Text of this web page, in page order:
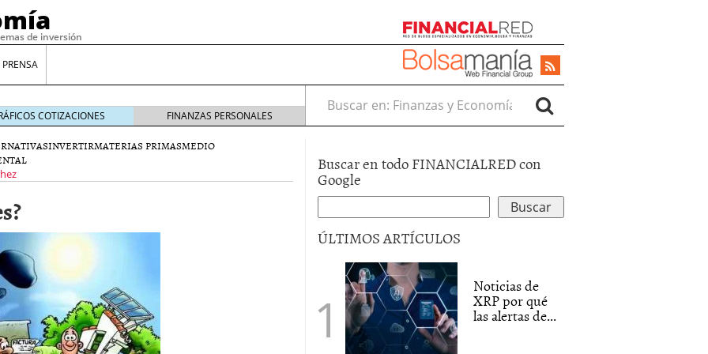
de inversión
¿Por qué el Préstamo Promotor privado
12 de diciembre de 2025
aprovechar esta opción para gestionar tus
de 2025
es una decisión financiera: cómo anticiparte
COTIZACIONES FINANZAS PERSONALES
Buscar en:
INVERTIRMATERIAS PRIMASMEDIO
Buscar en todo FINANCIALRED con
Google
ÚLTIMOS ARTÍCULOS
Noticias de
XRP por qué
las alertas de...